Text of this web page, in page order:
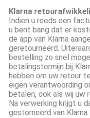
Klarna
Indien u reeds een
u bent bang dat er
de app van Klarna
geretourneerd.
bestelling zo snel
betalingstermijn bij
hebben om uw retour
eigen verantwoording
betalen, ook als wij uw
Na verwerking krijgt u
gestorneerd van Klarna.